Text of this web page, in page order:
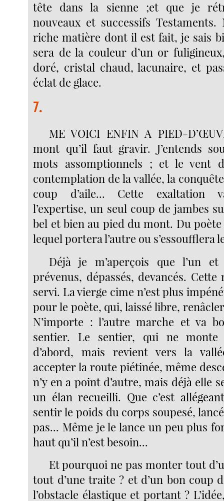
tête dans la sienne ;et que je
nouveaux et successifs
riche matière dont il est fait, je sais
sera de la couleur d’un or
doré, cristal chaud, lacunaire, et
éclat de glace.
7.
ME VOICI ENFIN A PIED-
mont qu’il faut gravir. J’entends
mots assomptionnels ; et le vent
contemplation de la vallée, la
coup d’aile... Cette exaltation
l’expertise, un seul coup de jambes
bel et bien au pied du mont. Du poète
lequel portera l’autre ou s’essoufflera
Déjà je m’aperçois que l’un
prévenus, dépassés, devancés. Cette
servi. La vierge cime n’est plus
pour le poète, qui, laissé libre,
N’importe : l’autre marche et va
sentier. Le sentier, qui ne
d’abord, mais revient vers la
accepter la route piétinée, même
n’y en a point d’autre, mais déjà elle
un élan recueilli. Que c’est
sentir le poids du corps soupesé,
pas... Même je le lance un peu plus
haut qu’il n’est besoin...
Et pourquoi ne pas monter tout
tout d’une traite ? et d’un bon coup
l’obstacle élastique et portant ?